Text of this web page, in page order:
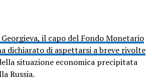
il capo del Fondo Monetario
dichiarato di aspettarsi a breve rivolte
situazione economica precipitata
Russia.